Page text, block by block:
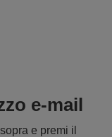
e-mail
e premi il